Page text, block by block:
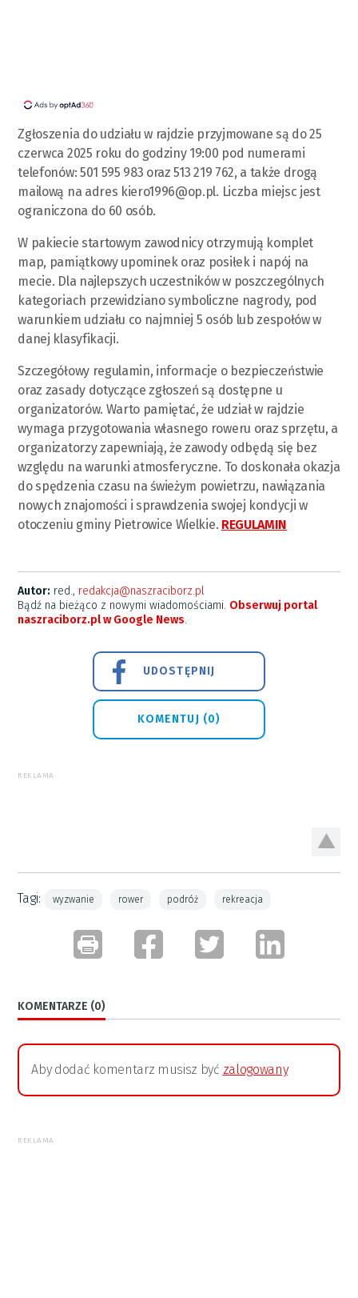
Zgłoszenia do udziału w rajdzie przyjmowane są do 25
czerwca 2025 roku do godziny 19:00 pod numerami
telefonów: 501 595 983 oraz 513 219 762, a także drogą
mailową na adres kiero1996@op.pl. Liczba miejsc jest
ograniczona do 60 osób.
W pakiecie startowym zawodnicy otrzymują komplet
map, pamiątkowy upominek oraz posiłek i napój na
mecie. Dla najlepszych uczestników w poszczególnych
kategoriach przewidziano symboliczne nagrody, pod
warunkiem udziału co najmniej 5 osób lub zespołów w
danej klasyfikacji.
Szczegółowy regulamin, informacje o bezpieczeństwie
oraz zasady dotyczące zgłoszeń są dostępne u
organizatorów. Warto pamiętać, że udział w rajdzie
wymaga przygotowania własnego roweru oraz sprzętu, a
organizatorzy zapewniają, że zawody odbędą się bez
względu na warunki atmosferyczne. To doskonała okazja
do spędzenia czasu na świeżym powietrzu, nawiązania
nowych znajomości i sprawdzenia swojej kondycji w
otoczeniu gminy Pietrowice Wielkie. REGULAMIN
Autor: red., redakcja@naszraciborz.pl
Bądź na bieżąco z nowymi wiadomościami. Obserwuj portal
naszraciborz.pl w Google News.
UDOSTĘPNIJ
KOMENTUJ (0)
REKLAMA
Tagi: wyzwanie rower podróż rekreacja
KOMENTARZE (0)
Aby dodać komentarz musisz być zalogowany
REKLAMA